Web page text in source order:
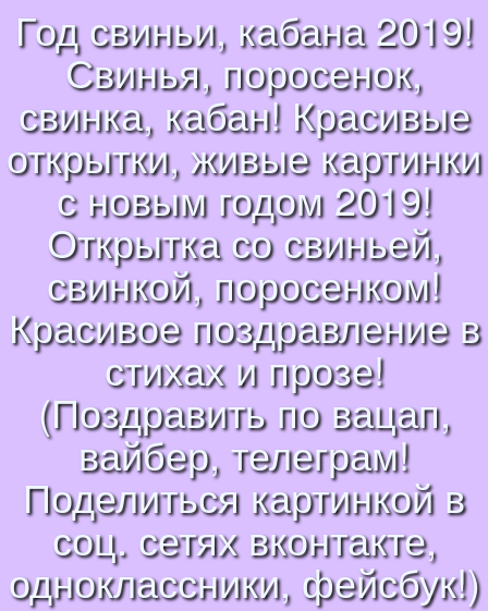
Год свиньи, кабана 2019!
Свинья, поросенок,
свинка, кабан! Красивые
открытки, живые картинки
с новым годом 2019!
Открытка со свиньей,
свинкой, поросенком!
Красивое поздравление в
стихах и прозе!
(Поздравить по вацап,
вайбер, телеграм!
Поделиться картинкой в
соц. сетях вконтакте,
одноклассники, фейсбук!)